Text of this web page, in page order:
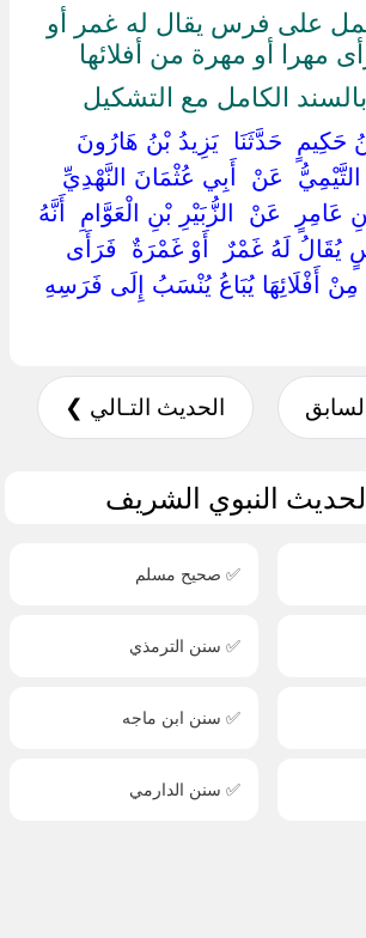
على فرس يقال له غمر أو
مهرا أو مهرة من أفلائها
الكامل مع التشكيل
حَكِيمٍ ‏ ‏حَدَّثَنَا ‏ ‏يَزِيدُ بْنُ هَارُونَ
‏عَنْ ‏ ‏أَبِي عُثْمَانَ النَّهْدِيِّ
عَامِرٍ ‏ ‏عَنْ ‏ ‏الزُّبَيْرِ بْنِ الْعَوَّامِ ‏ ‏أَنَّهُ
لَهُ غَمْرٌ ‏ ‏أَوْ غَمْرَةٌ ‏ ‏فَرَأَى
أَفْلَائِهَا يُبَاعُ يُنْسَبُ إِلَى فَرَسِهِ
الحديث التـالي ❯
النبوي الشريف
✅ صحيح مسلم
✅ سنن الترمذي
✅ سنن ابن ماجه
✅ سنن الدارمي